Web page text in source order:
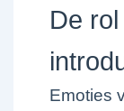
De
Emoties